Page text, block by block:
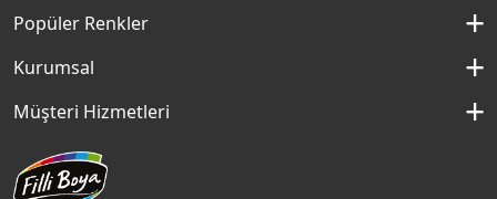
İç Cephe Renkleri
Dış Cephe Renkleri
Mobilya Boyaları
Macun ve Astarlar
Yapı Kimyasalları
Momento Silan
Panel Kapı Boyası
Aqualux
Momento Max Cleanix
Popüler Renkler
Kırık Beyaz Rengi
Aydan Rengi
Fildişi Rengi
Kurumsal
Hakkımızda
Basın Odası
Müşteri Hizmetleri
İletişim Formu
Satış Noktaları